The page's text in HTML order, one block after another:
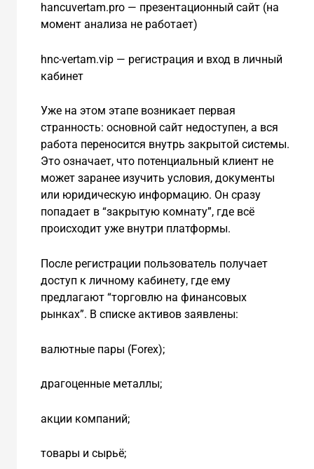
hancuvertam.pro — презентационный сайт (на
момент анализа не работает)
hnc-vertam.vip — регистрация и вход в личный
кабинет
Уже на этом этапе возникает первая
странность: основной сайт недоступен, а вся
работа переносится внутрь закрытой системы.
Это означает, что потенциальный клиент не
может заранее изучить условия, документы
или юридическую информацию. Он сразу
попадает в “закрытую комнату”, где всё
происходит уже внутри платформы.
После регистрации пользователь получает
доступ к личному кабинету, где ему
предлагают “торговлю на финансовых
рынках”. В списке активов заявлены:
валютные пары (Forex);
драгоценные металлы;
акции компаний;
товары и сырьё;